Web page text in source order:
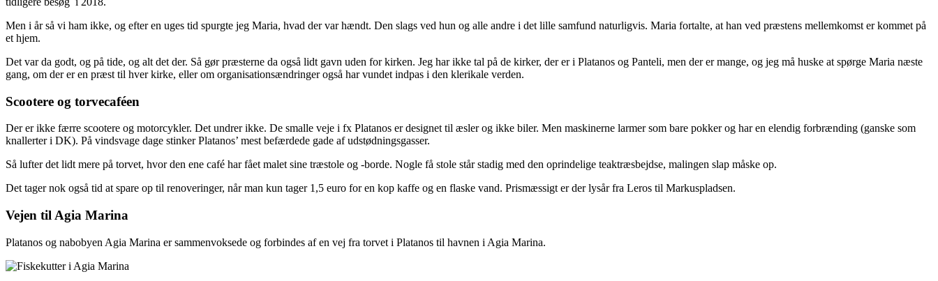
Men i år så vi ham ikke, og efter en uges tid spurgte jeg Maria, hvad der var hændt. Den slags ved hun og alle andre i det lille samfund naturligvis. Maria fortalte, at han ved præstens mellemkomst er kommet på
et hjem.
Det var da godt, og på tide, og alt det der. Så gør præsterne da også lidt gavn uden for kirken. Jeg har ikke tal på de kirker, der er i Platanos og Panteli, men der er mange, og jeg må huske at spørge Maria næste
gang, om der er en præst til hver kirke, eller om organisationsændringer også har vundet indpas i den klerikale verden.
Scootere og torvecaféen
Der er ikke færre scootere og motorcykler. Det undrer ikke. De smalle veje i fx Platanos er designet til æsler og ikke biler. Men maskinerne larmer som bare pokker og har en elendig forbrænding (ganske som
knallerter i DK). På vindsvage dage stinker Platanos’ mest befærdede gade af udstødningsgasser.
Så lufter det lidt mere på torvet, hvor den ene café har fået malet sine træstole og -borde. Nogle få stole står stadig med den oprindelige teaktræsbejdse, malingen slap måske op.
Det tager nok også tid at spare op til renoveringer, når man kun tager 1,5 euro for en kop kaffe og en flaske vand. Prismæssigt er der lysår fra Leros til Markuspladsen.
Vejen til Agia Marina
Platanos og nabobyen Agia Marina er sammenvoksede og forbindes af en vej fra torvet i Platanos til havnen i Agia Marina.